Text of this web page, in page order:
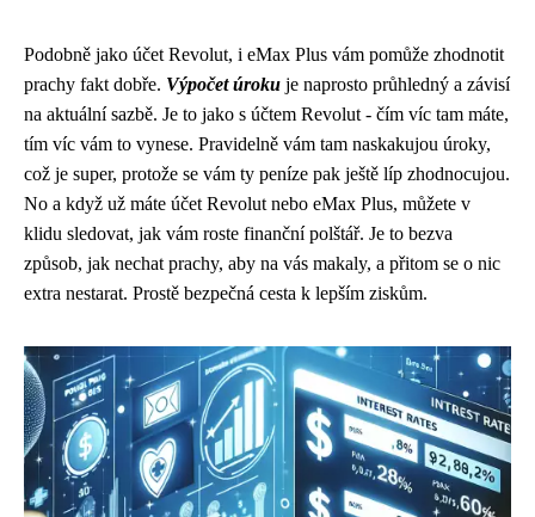
Podobně jako účet Revolut, i eMax Plus vám pomůže zhodnotit
prachy fakt dobře. Výpočet úroku je naprosto průhledný a závisí
na aktuální sazbě. Je to jako s účtem Revolut - čím víc tam máte,
tím víc vám to vynese. Pravidelně vám tam naskakujou úroky,
což je super, protože se vám ty peníze pak ještě líp zhodnocujou.
No a když už máte účet Revolut nebo eMax Plus, můžete v
klidu sledovat, jak vám roste finanční polštář. Je to bezva
způsob, jak nechat prachy, aby na vás makaly, a přitom se o nic
extra nestarat. Prostě bezpečná cesta k lepším ziskům.